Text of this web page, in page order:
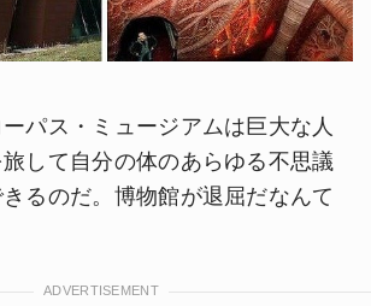
パス・ミュージアムは巨大な人
して自分の体のあらゆる不思議
るのだ。博物館が退屈だなんて